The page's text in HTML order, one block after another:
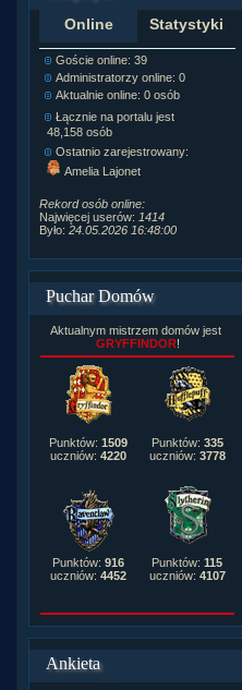
Online Statystyki
Goście online: 39
Administratorzy online: 0
Aktualnie online: 0 osób
Łącznie na portalu jest
48,158 osób
Ostatnio zarejestrowany:
Amelia Lajonet
Rekord osób online:
Najwięcej userów: 1414
Było: 24.05.2026 16:48:00
Puchar Domów
Aktualnym mistrzem domów jest
GRYFFINDOR!
Punktów: 1509
uczniów: 4220
Punktów: 335
uczniów: 3778
Punktów: 916
uczniów: 4452
Punktów: 115
uczniów: 4107
Ankieta